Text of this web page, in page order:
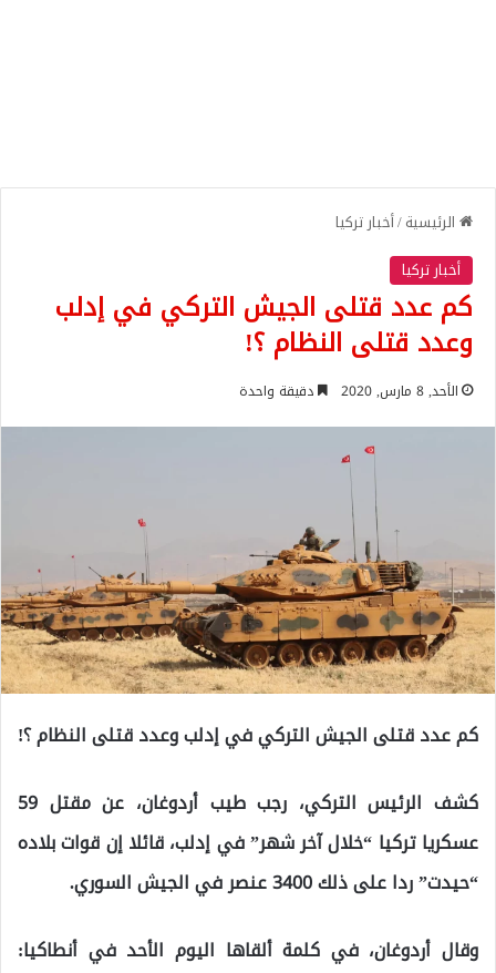
الرئيسية/أخبار تركيا
أخبار تركيا
كم عدد قتلى الجيش التركي في إدلب
وعدد قتلى النظام ؟!
الأحد, 8 مارس, 2020 دقيقة واحدة
كم عدد قتلى الجيش التركي في إدلب وعدد قتلى النظام ؟!
كشف الرئيس التركي، رجب طيب أردوغان، عن مقتل 59
عسكريا تركيا “خلال آخر شهر” في إدلب، قائلا إن قوات بلاده
“حيدت” ردا على ذلك 3400 عنصر في الجيش السوري.
وقال أردوغان، في كلمة ألقاها اليوم الأحد في أنطاكيا: